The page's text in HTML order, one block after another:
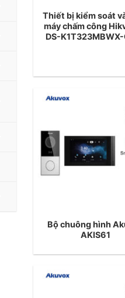
Thiết bị kiểm soát
máy chấm công
DS-K1T323MBWX-
Bộ chuông hình
AKIS61